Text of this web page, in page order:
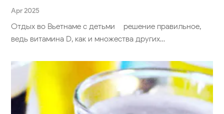
Apr 2025
Отдых во Вьетнаме с детьми – решение правильное,
ведь витамина D, как и множества других…